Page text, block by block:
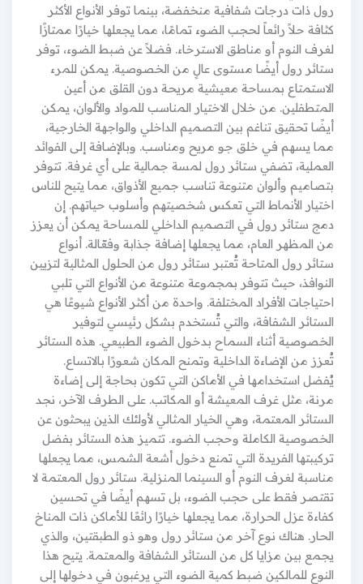
رول ذات درجات شفافية منخفضة، بينما توفر الأنواع الأكثر
كثافة حلاً رائعاً لحجب الضوء تمامًا، مما يجعلها خيارًا ممتازًا
لغرف النوم أو مناطق الاسترخاء. فضلاً عن ضبط الضوء، توفر
ستائر رول أيضًا مستوى عالٍ من الخصوصية. يمكن للمرء
الاستمتاع بمساحة معيشية مريحة دون القلق من أعين
المتطفلين. من خلال الاختيار المناسب للمواد والألوان، يمكن
أيضًا تحقيق تناغم بين التصميم الداخلي والواجهة الخارجية،
مما يسهم في خلق جو مريح ومناسب. وبالإضافة إلى الفوائد
العملية، تضفي ستائر رول لمسة جمالية على أي غرفة. تتوفر
بتصاميم وألوان متنوعة تناسب جميع الأذواق، مما يتيح للناس
اختيار الأنماط التي تعكس شخصيتهم وأسلوب حياتهم. إن
دمج ستائر رول في التصميم الداخلي للمساحة يمكن أن يعزز
من المظهر العام، مما يجعلها إضافة جذابة وفعّالة. أنواع
ستائر رول المتاحة تُعتبر ستائر رول من الحلول المثالية لتزيين
النوافذ، حيث تتوفر بمجموعة متنوعة من الأنواع التي تلبي
احتياجات الأفراد المختلفة. واحدة من أكثر الأنواع شيوعًا هي
الستائر الشفافة، والتي تُستخدم بشكل رئيسي لتوفير
الخصوصية أثناء السماح بدخول الضوء الطبيعي. هذه الستائر
تُعزز من الإضاءة الداخلية وتمنح المكان شعورًا بالاتساع.
يُفضل استخدامها في الأماكن التي تكون بحاجة إلى إضاءة
مرنة، مثل غرف المعيشة أو المكاتب. على الطرف الآخر، نجد
الستائر المعتمة، وهي الخيار المثالي لأولئك الذين يبحثون عن
الخصوصية الكاملة وحجب الضوء. تتميز هذه الستائر بفضل
تركيبتها الفريدة التي تمنع دخول أشعة الشمس، مما يجعلها
مناسبة لغرف النوم أو السينما المنزلية. ستائر رول المعتمة لا
تقتصر فقط على حجب الضوء، بل تسهم أيضًا في تحسين
كفاءة عزل الحرارة، مما يجعلها خيارًا رائعًا للأماكن ذات المناخ
الحار. هناك نوع آخر من ستائر رول وهو ذو الطبقتين، والذي
يجمع بين مزايا كل من الستائر الشفافة والمعتمة. يتيح هذا
النوع للمالكين ضبط كمية الضوء التي يرغبون في دخولها إلى